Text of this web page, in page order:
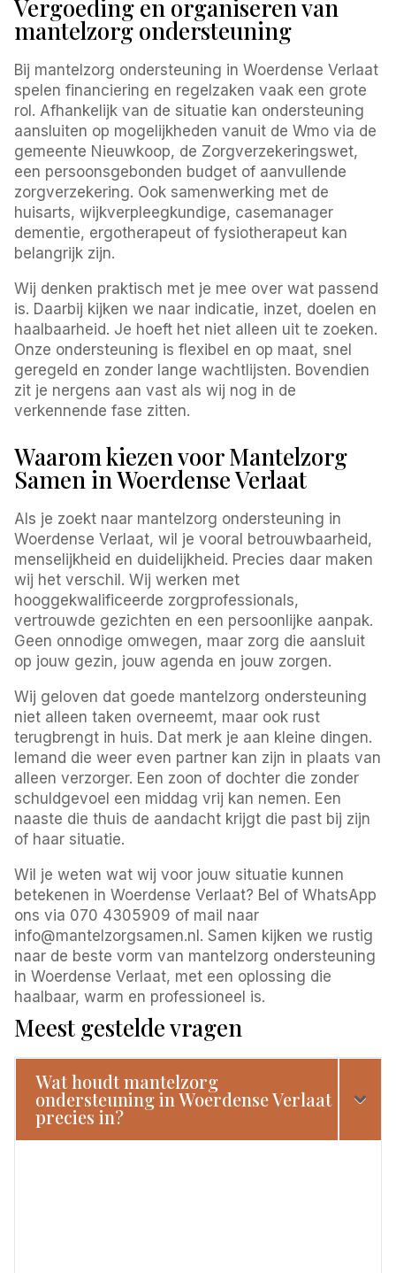
Vergoeding en organiseren van
mantelzorg ondersteuning
Bij mantelzorg ondersteuning in Woerdense Verlaat
spelen financiering en regelzaken vaak een grote
rol. Afhankelijk van de situatie kan ondersteuning
aansluiten op mogelijkheden vanuit de Wmo via de
gemeente Nieuwkoop, de Zorgverzekeringswet,
een persoonsgebonden budget of aanvullende
zorgverzekering. Ook samenwerking met de
huisarts, wijkverpleegkundige, casemanager
dementie, ergotherapeut of fysiotherapeut kan
belangrijk zijn.
Wij denken praktisch met je mee over wat passend
is. Daarbij kijken we naar indicatie, inzet, doelen en
haalbaarheid. Je hoeft het niet alleen uit te zoeken.
Onze ondersteuning is flexibel en op maat, snel
geregeld en zonder lange wachtlijsten. Bovendien
zit je nergens aan vast als wij nog in de
verkennende fase zitten.
Waarom kiezen voor Mantelzorg
Samen in Woerdense Verlaat
Als je zoekt naar mantelzorg ondersteuning in
Woerdense Verlaat, wil je vooral betrouwbaarheid,
menselijkheid en duidelijkheid. Precies daar maken
wij het verschil. Wij werken met
hooggekwalificeerde zorgprofessionals,
vertrouwde gezichten en een persoonlijke aanpak.
Geen onnodige omwegen, maar zorg die aansluit
op jouw gezin, jouw agenda en jouw zorgen.
Wij geloven dat goede mantelzorg ondersteuning
niet alleen taken overneemt, maar ook rust
terugbrengt in huis. Dat merk je aan kleine dingen.
Iemand die weer even partner kan zijn in plaats van
alleen verzorger. Een zoon of dochter die zonder
schuldgevoel een middag vrij kan nemen. Een
naaste die thuis de aandacht krijgt die past bij zijn
of haar situatie.
Wil je weten wat wij voor jouw situatie kunnen
betekenen in Woerdense Verlaat? Bel of WhatsApp
ons via 070 4305909 of mail naar
info@mantelzorgsamen.nl. Samen kijken we rustig
naar de beste vorm van mantelzorg ondersteuning
in Woerdense Verlaat, met een oplossing die
haalbaar, warm en professioneel is.
Meest gestelde vragen
Wat houdt mantelzorg
ondersteuning in Woerdense Verlaat
precies in?